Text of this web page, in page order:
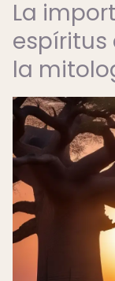
La
espíritus
la